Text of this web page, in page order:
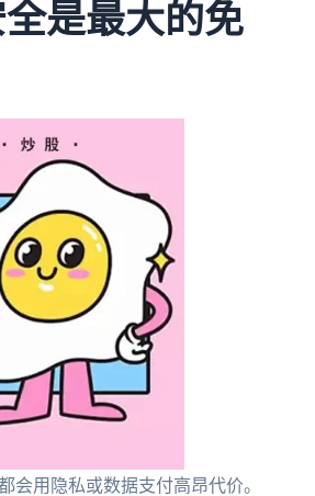
是最大的免
会用隐私或数据支付高昂代价。